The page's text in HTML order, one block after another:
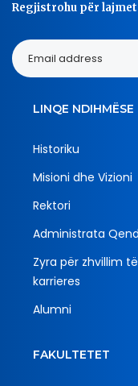
Regjistrohu për lajmet
LINQE NDIHMËSE
Historiku
Misioni dhe Vizioni
Rektori
Administrata
Zyra për zhvillim të
karrieres
Alumni
FAKULTETET